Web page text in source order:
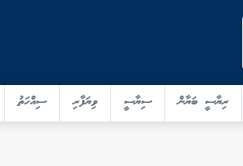
ރިޔާސީ ބަޔާން ސިޔާސީ ވިޔަފާރި ސިއްހަތު